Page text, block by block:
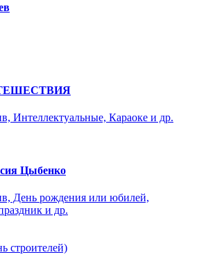
Интеллектуальные, Караоке и др.
Цыбенко
День рождения или юбилей,
и др.